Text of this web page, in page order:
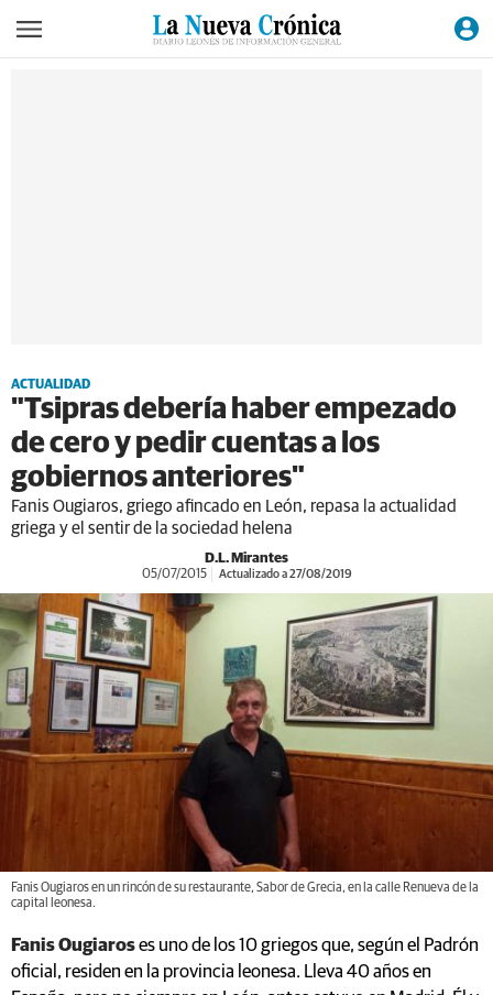
ACTUALIDAD
"Tsipras debería haber empezado
de cero y pedir cuentas a los
gobiernos anteriores"
Fanis Ougiaros, griego afincado en León, repasa la actualidad
griega y el sentir de la sociedad helena
D.L. Mirantes
05/07/2015 Actualizado a 27/08/2019
Fanis Ougiaros en un rincón de su restaurante, Sabor de Grecia, en la calle Renueva de la
capital leonesa.
Fanis Ougiaroses uno de los 10 griegos que, según el Padrón
oficial, residen en la provincia leonesa. Lleva 40 años en